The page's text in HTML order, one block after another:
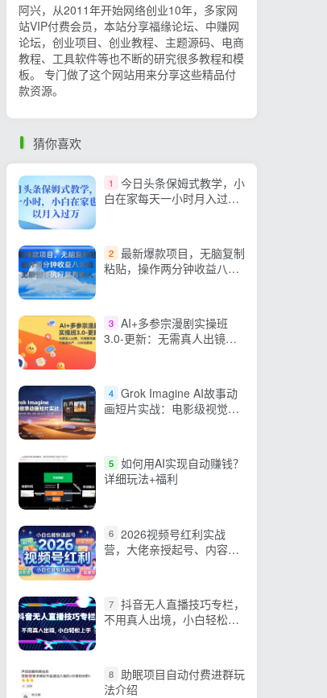
阿兴，从2011年开始网络创业10年，多家网
站VIP付费会员，本站分享福缘论坛、中赚网
论坛，创业项目、创业教程、主题源码、电商
教程、工具软件等也不断的研究很多教程和模
板。 专门做了这个网站用来分享这些精品付
款资源。
猜你喜欢
1
今日头条保姆式教学，小
白在家每天一小时月入过万
2 最新爆款项目，无脑复制
粘贴，操作两分钟收益八元
3 AI+多参宗漫剧实操班
3.0-更新：无需真人出镜、
4 Grok Imagine AI故事动
画短片实战：电影级视觉效
5 如何用AI实现自动赚钱？
详细玩法+福利
6 2026视频号红利实战
营，大佬亲授起号、内容、
7 抖音无人直播技巧专栏，
不用真人出境，小白轻松上
8
助眠项目自动付费进群玩
法介绍